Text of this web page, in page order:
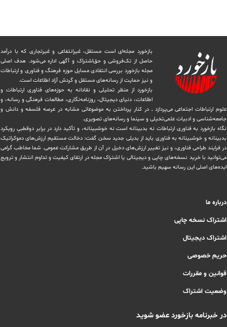
بازخورد مجله‌ای است مستقل، غیرانتفاعی و غیرتجاری که با درآمد
حاصل از تک‌فروشی و حق‌اشتراک و آگهی اداره می‌شود. ‏هدف اصلی
مجله بازخورد بررسی انتقادی مسایل حوزه فرهنگ و فناوری و ارتباطات
و نیز حمایت از رسانه‌های مستقل و‌ گردش ‏آزاد اطلاعات است.
بازخورد از منظر تحلیلی و نقادانه به حوزه‌های فناوری ارتباطات و
اطلاعات، دنیای دیجیتال، روزنامه‌نگاری، ‏مطالعات فرهنگی و رسانه، و
علوم ارتباطات اجتماعی می‌پردازد ــ در کنار پرداختن به موضوعاتی مشابه در عرصه فلسفه و دانش و
‏جامعه‌شناسی و ادبیات علمی‌تخیلی و سینما و رسانه‌های تصویری.
نگاه بازخورد به فناوری ارتباطات نه بدبینانه است نه خوشبینانه، و تأکید دارد ‏در برابر دوقطبیِ رویکرد
بدبینانه و خوشبینانه به فناوری باید از بدیلی جدید سخن گفت: دخالت مستقیم ارزش‌های دموکراتیک
در ‏فرایند طراحی فناوری، و نیز تغییر ارزش‌های دخيل در آن از طریق مشاركت عمومی. شما مخاطب گرامی
می‌توانید با خرید نسخه‌های چاپی و دیجیتالی یا ‏اشتراک مجله در ارتقای کیفیت و تداوم انتشار و ترویج
ایده‌های اصلی این رسانه سهیم باشید.
درباره ما
اشتراک نسخه چاپی
اشتراک دیجیتال
حریم خصوصی
قوانین و مقررات
وضعیت اشتراک
در خبرنامه بازخورد عضو شوید